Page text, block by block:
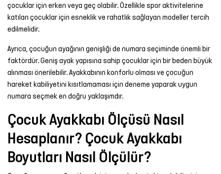
çocuklar için erken veya geç olabilir. Özellikle spor aktivitelerine
katılan çocuklar için esneklik ve rahatlık sağlayan modeller tercih
edilmelidir.
Ayrıca, çocuğun ayağının genişliği de numara seçiminde önemli bir
faktördür. Geniş ayak yapısına sahip çocuklar için bir beden büyük
alınması önerilebilir. Ayakkabının konforlu olması ve çocuğun
hareket kabiliyetini kısıtlamaması için deneme yaparak uygun
numara seçmek en doğru yaklaşımdır.
Çocuk Ayakkabı Ölçüsü Nasıl
Hesaplanır? Çocuk Ayakkabı
Boyutları Nasıl Ölçülür?